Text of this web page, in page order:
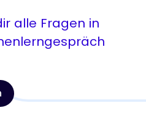
alle Fragen in